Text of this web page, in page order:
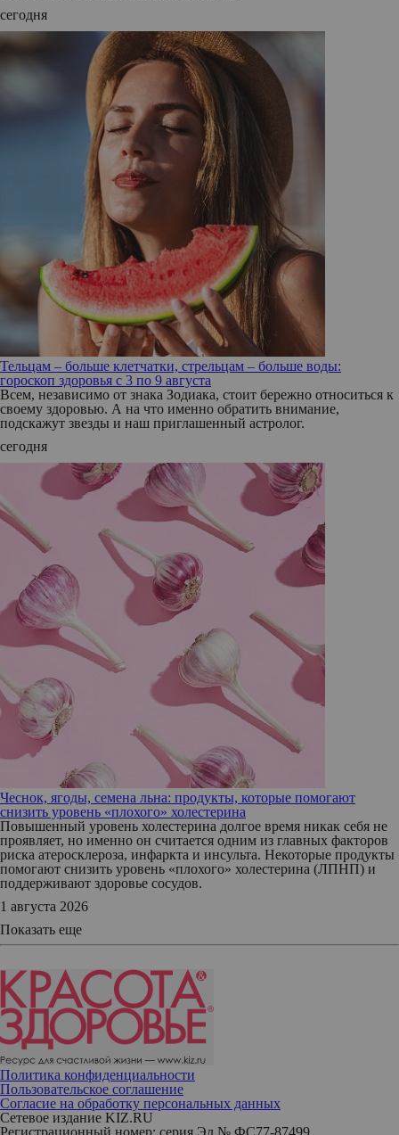
сегодня
Тельцам – больше клетчатки, стрельцам – больше воды:
гороскоп здоровья с 3 по 9 августа
Всем, независимо от знака Зодиака, стоит бережно относиться к
своему здоровью. А на что именно обратить внимание,
подскажут звезды и наш приглашенный астролог.
сегодня
Чеснок, ягоды, семена льна: продукты, которые помогают
снизить уровень «плохого» холестерина
Повышенный уровень холестерина долгое время никак себя не
проявляет, но именно он считается одним из главных факторов
риска атеросклероза, инфаркта и инсульта. Некоторые продукты
помогают снизить уровень «плохого» холестерина (ЛПНП) и
поддерживают здоровье сосудов.
1 августа 2026
Показать еще
Политика конфиденциальности
Пользовательское соглашение
Согласие на обработку персональных данных
Сетевое издание KIZ.RU
Регистрационный номер: серия Эл № ФС77-87499